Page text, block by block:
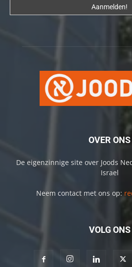
OVER ONS
De eigenzinnige site over Joods
Israel
Neem contact met ons op:
VOLG ONS